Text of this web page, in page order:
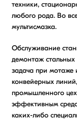
техники,
любого рода. Во
мультисмазка.
Обслуживание
демонтаж
задача при мотаже
конвейерных
промышленного
эффективным
каких-либо